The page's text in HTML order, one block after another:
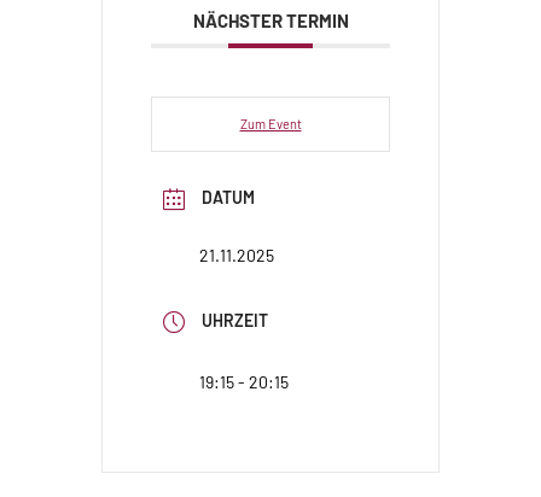
NÄCHSTER TERMIN
Zum Event
DATUM
21.11.2025
UHRZEIT
19:15 - 20:15